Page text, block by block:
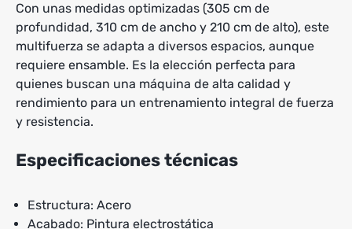
Con unas medidas optimizadas (305 cm de
profundidad, 310 cm de ancho y 210 cm de alto), este
multifuerza se adapta a diversos espacios, aunque
requiere ensamble. Es la elección perfecta para
quienes buscan una máquina de alta calidad y
rendimiento para un entrenamiento integral de fuerza
y resistencia.
Especificaciones técnicas
Estructura: Acero
Acabado: Pintura electrostática